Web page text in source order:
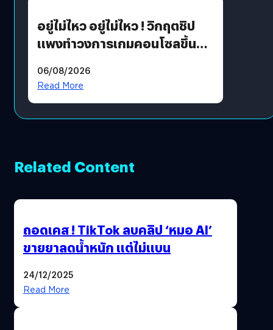
อยู่ไม่ไหว อยู่ไม่ไหว ! วิกฤตชิป
แพงทำวงการเกมคอนโซลขึ้น
?
06/08/2026
Read More
Related Content
ถอดเคส ! TikTok ลบคลิป ‘หมอ AI’
ขายยาลดน้ำหนัก แต่ไม่แบน
24/12/2025
Read More